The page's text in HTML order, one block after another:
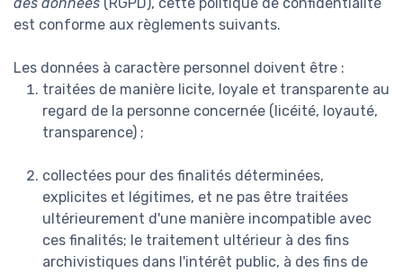
est conforme aux règlements suivants.
Les données à caractère personnel doivent être :
traitées de manière licite, loyale et transparente au
regard de la personne concernée (licéité, loyauté,
transparence) ;
collectées pour des finalités déterminées,
explicites et légitimes, et ne pas être traitées
ultérieurement d'une manière incompatible avec
ces finalités; le traitement ultérieur à des fins
archivistiques dans l'intérêt public, à des fins de